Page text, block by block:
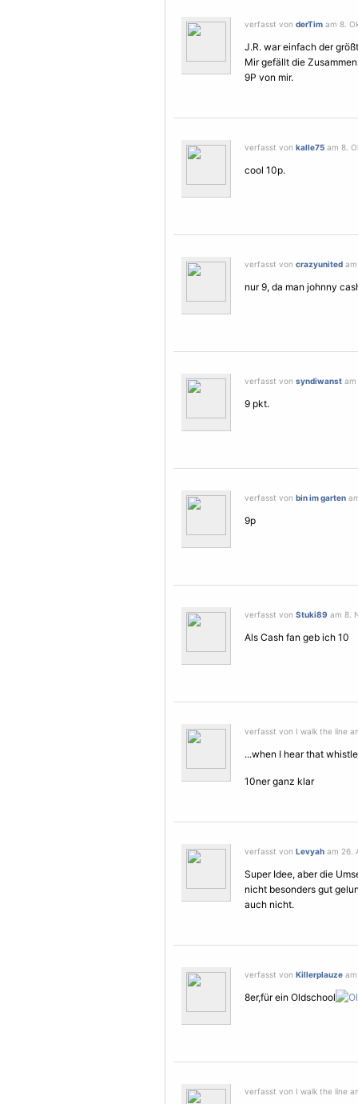
verfasst von derTim am 8.
J.R. war einfach der
Mir gefällt die
9P von mir.
verfasst von kalle75 am 8.
cool 10p.
verfasst von crazyunited
nur 9, da man johnny
verfasst von syndiwanst am
9 pkt.
verfasst von bin im garten
9p
verfasst von Stuki89 am 8.
Als Cash fan geb ich 10
verfasst von I walk the line
...when I hear that
10ner ganz klar
verfasst von Levyah am 26.
Super Idee, aber die
nicht besonders gut
auch nicht.
verfasst von Killerplauze
8er,für ein Oldschool
verfasst von I walk the line